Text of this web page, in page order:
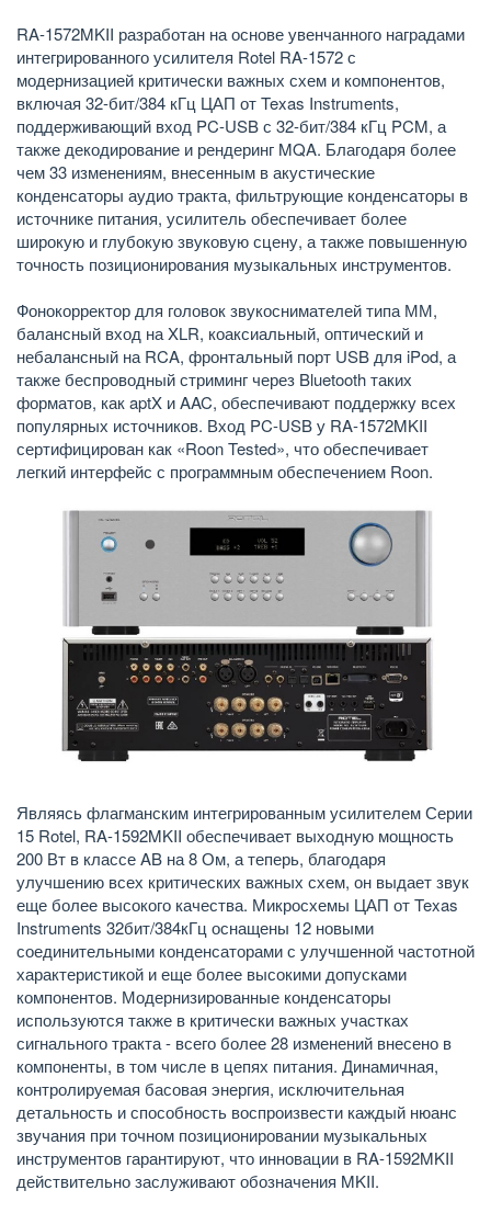
RA-1572MKII разработан на основе увенчанного наградами
интегрированного усилителя Rotel RA-1572 с
модернизацией критически важных схем и компонентов,
включая 32-бит/384 кГц ЦАП от Texas Instruments,
поддерживающий вход PC-USB с 32-бит/384 кГц PCM, а
также декодирование и рендеринг MQA. Благодаря более
чем 33 изменениям, внесенным в акустические
конденсаторы аудио тракта, фильтрующие конденсаторы в
источнике питания, усилитель обеспечивает более
широкую и глубокую звуковую сцену, а также повышенную
точность позиционирования музыкальных инструментов.
Фонокорректор для головок звукоснимателей типа ММ,
балансный вход на XLR, коаксиальный, оптический и
небалансный на RCA, фронтальный порт USB для iPod, а
также беспроводный стриминг через Bluetooth таких
форматов, как aptX и AAC, обеспечивают поддержку всех
популярных источников. Вход PC-USB у RA-1572MKII
сертифицирован как «Roon Tested», что обеспечивает
легкий интерфейс с программным обеспечением Roon.
Являясь флагманским интегрированным усилителем Серии
15 Rotel, RA-1592MKII обеспечивает выходную мощность
200 Вт в классе AB на 8 Ом, а теперь, благодаря
улучшению всех критических важных схем, он выдает звук
еще более высокого качества. Микросхемы ЦАП от Texas
Instruments 32бит/384кГц оснащены 12 новыми
соединительными конденсаторами с улучшенной частотной
характеристикой и еще более высокими допусками
компонентов. Модернизированные конденсаторы
используются также в критически важных участках
сигнального тракта - всего более 28 изменений внесено в
компоненты, в том числе в цепях питания. Динамичная,
контролируемая басовая энергия, исключительная
детальность и способность воспроизвести каждый нюанс
звучания при точном позиционировании музыкальных
инструментов гарантируют, что инновации в RA-1592MKII
действительно заслуживают обозначения MKII.